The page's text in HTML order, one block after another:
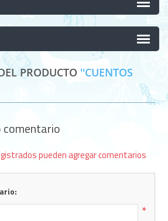
PRODUCTO
CUENTOS
comentario
pueden agregar comentarios
*